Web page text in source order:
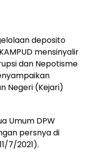
deposito
mensinyalir
dan Nepotisme
Negeri (Kejari)
Umum DPW
persnya di
7/2021).